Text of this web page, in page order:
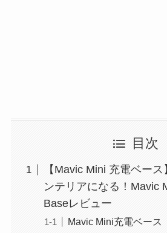
目次
【Mavic Mini 充電ベー
ンテリアになる！Mavic
Baseレビュー
Mavic Mini充電ベース